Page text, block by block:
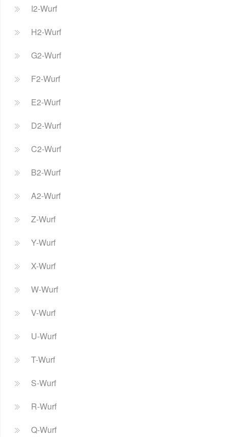
I2-Wurf
H2-Wurf
G2-Wurf
F2-Wurf
E2-Wurf
D2-Wurf
C2-Wurf
B2-Wurf
A2-Wurf
Z-Wurf
Y-Wurf
X-Wurf
W-Wurf
V-Wurf
U-Wurf
T-Wurf
S-Wurf
R-Wurf
Q-Wurf